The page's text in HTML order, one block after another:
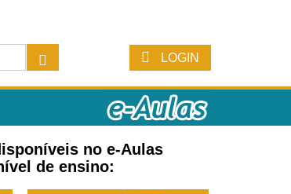
LOGIN
no e-Aulas
de ensino: